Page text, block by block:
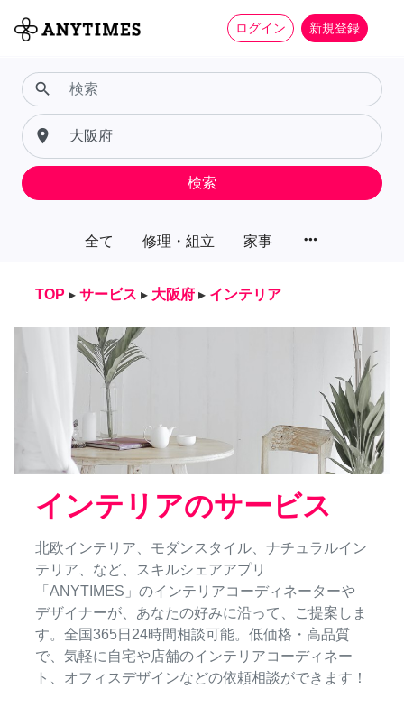
ログイン 新規登録
全て 修理・組立 家事 more_horiz
search
place
検索
TOP ▸ サービス ▸ 大阪府 ▸ インテリア
インテリアのサービス
北欧インテリア、モダンスタイル、ナチュラルイン
テリア、など、スキルシェアアプリ
「ANYTIMES」のインテリアコーディネーターや
デザイナーが、あなたの好みに沿って、ご提案しま
す。全国365日24時間相談可能。低価格・高品質
で、気軽に自宅や店舗のインテリアコーディネー
ト、オフィスデザインなどの依頼相談ができます！